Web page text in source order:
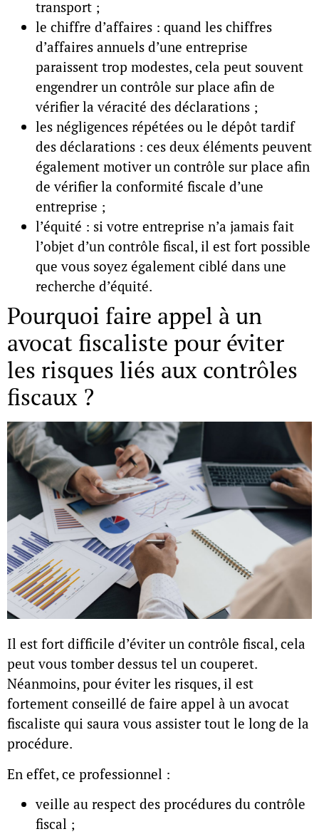
transport ;
le chiffre d’affaires : quand les chiffres
d’affaires annuels d’une entreprise
paraissent trop modestes, cela peut souvent
engendrer un contrôle sur place afin de
vérifier la véracité des déclarations ;
les négligences répétées ou le dépôt tardif
des déclarations : ces deux éléments peuvent
également motiver un contrôle sur place afin
de vérifier la conformité fiscale d’une
entreprise ;
l’équité : si votre entreprise n’a jamais fait
l’objet d’un contrôle fiscal, il est fort possible
que vous soyez également ciblé dans une
recherche d’équité.
Pourquoi faire appel à un
avocat fiscaliste pour éviter
les risques liés aux contrôles
fiscaux ?
Il est fort difficile d’éviter un contrôle fiscal, cela
peut vous tomber dessus tel un couperet.
Néanmoins, pour éviter les risques, il est
fortement conseillé de faire appel à un avocat
fiscaliste qui saura vous assister tout le long de la
procédure.
En effet, ce professionnel :
veille au respect des procédures du contrôle
fiscal ;